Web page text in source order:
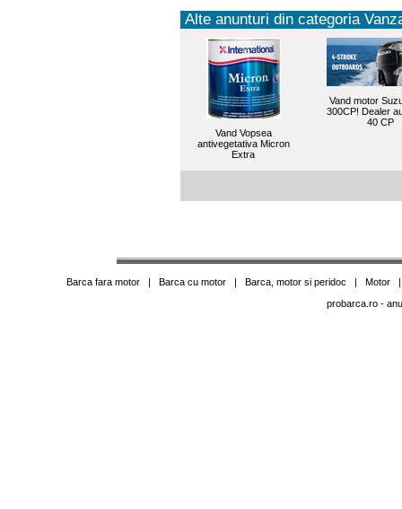
Alte anunturi din categoria
Vand Vopsea
antivegetativa Micron
Extra
Vand motor
300CP! Dealer
40 CP
Barca fara motor| Barca cu motor| Barca, motor si peridoc | Motor
probarca.ro-